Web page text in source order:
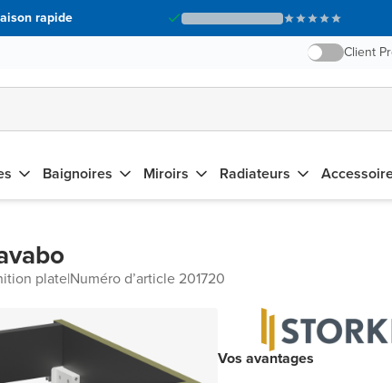
rapide
Client
Baignoires Miroirs Radiateurs
plate|Numéro d’article 201720
Vos avantages